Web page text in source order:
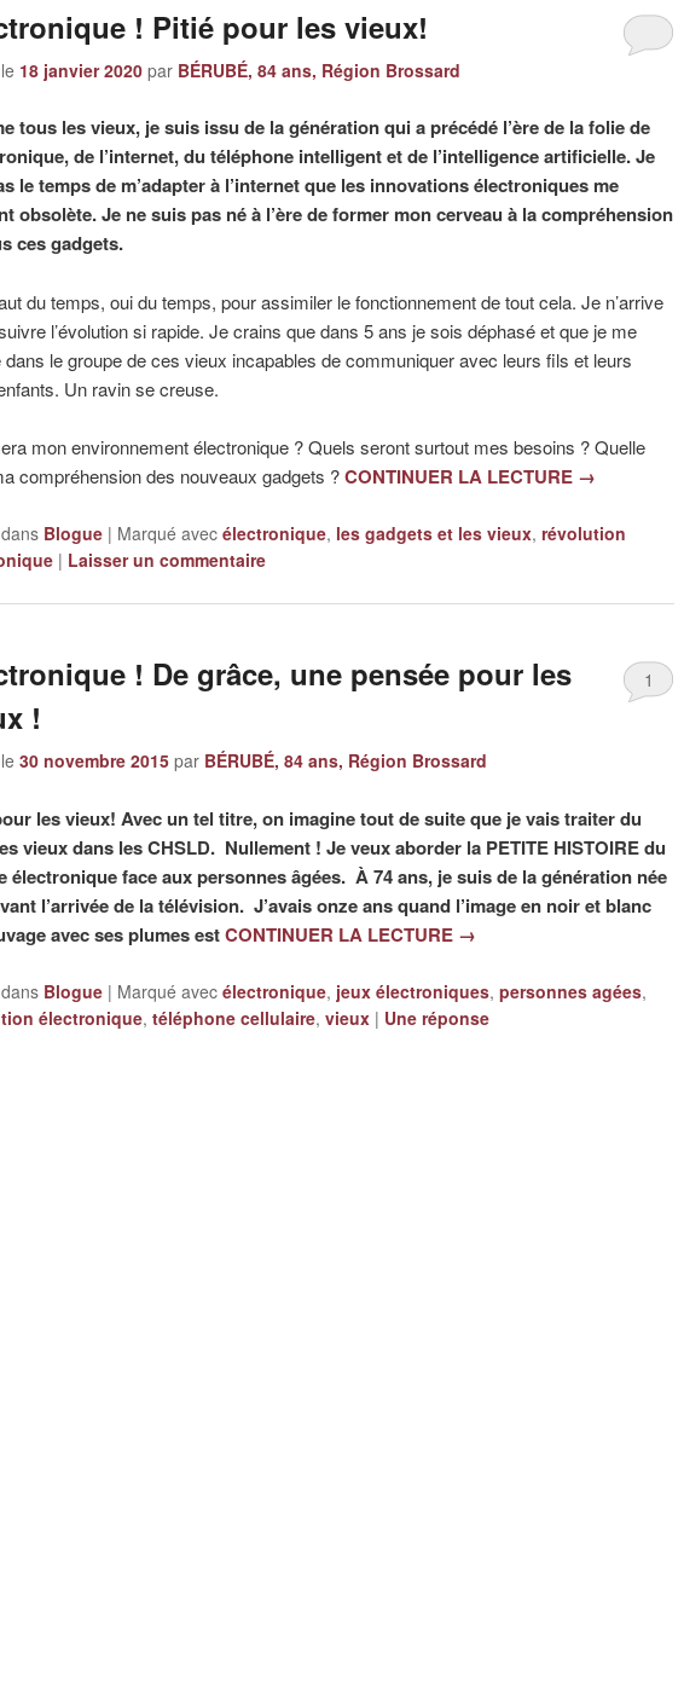
! Pitié pour les vieux!
18 janvier 2020 par BÉRUBÉ, 84 ans, Région Brossard
tous les vieux, je suis issu de la génération qui a précédé l’ère de la folie de
de l’internet, du téléphone intelligent et de l’intelligence artificielle. Je
le temps de m’adapter à l’internet que les innovations électroniques me
obsolète. Je ne suis pas né à l’ère de former mon cerveau à la compréhension
ces gadgets.
du temps, oui du temps, pour assimiler le fonctionnement de tout cela. Je n’arrive
l’évolution si rapide. Je crains que dans 5 ans je sois déphasé et que je me
le groupe de ces vieux incapables de communiquer avec leurs fils et leurs
Un ravin se creuse.
mon environnement électronique ? Quels seront surtout mes besoins ? Quelle
compréhension des nouveaux gadgets ?CONTINUER LA LECTURE →
Blogue | Marqué avec électronique, les gadgets et les vieux, révolution
| Laisser un commentaire
! De grâce, une pensée pour les
!
30 novembre 2015 par BÉRUBÉ, 84 ans, Région Brossard
1
les vieux! Avec un tel titre, on imagine tout de suite que je vais traiter du
vieux dans les CHSLD. Nullement ! Je veux aborder la PETITE HISTOIRE du
électronique face aux personnes âgées. À 74 ans, je suis de la génération née
l’arrivée de la télévision. J’avais onze ans quand l’image en noir et blanc
avec ses plumes estCONTINUER LA LECTURE →
Blogue | Marqué avec électronique, jeux électroniques, personnes agées,
électronique, téléphone cellulaire, vieux | Une réponse